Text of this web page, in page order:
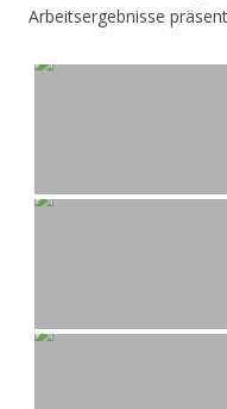
Arbeitsergebnisse